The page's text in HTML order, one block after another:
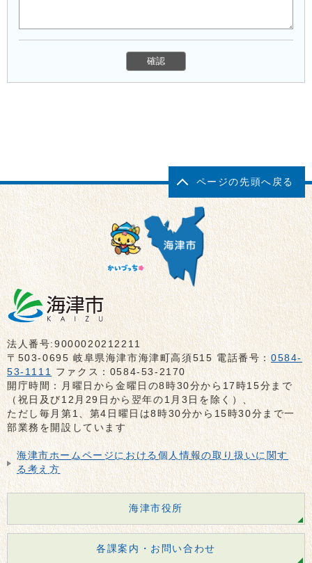
ページの先頭へ戻る
法人番号:9000020212211
〒503-0695 岐阜県海津市海津町高須515 電話番号：0584-
53-1111 ファクス：0584-53-2170
開庁時間：月曜日から金曜日の8時30分から17時15分まで
（祝日及び12月29日から翌年の1月3日を除く）、
ただし毎月第1、第4日曜日は8時30分から15時30分まで一
部業務を開設しています
海津市ホームページにおける個人情報の取り扱いに関す
る考え方
海津市役所
各課案内・お問い合わせ